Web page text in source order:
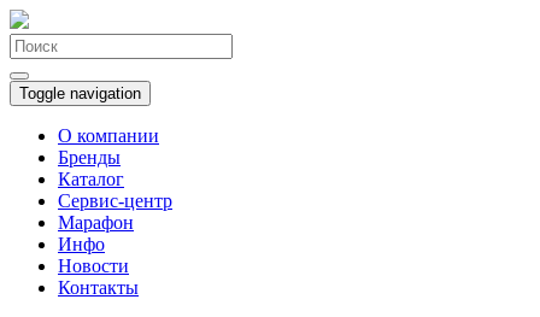
Toggle navigation
О компании
Бренды
Каталог
Сервис-центр
Марафон
Инфо
Новости
Контакты